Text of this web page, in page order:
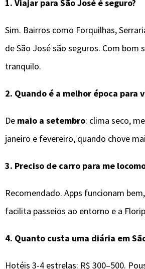
1. Viajar para São José é seguro?
Sim. Bairros como Forquilhas,
de São José são seguros. Com bom
tranquilo.
2. Quando é a melhor época para
De maio a setembro: clima seco,
janeiro e fevereiro, quando chove
3. Preciso de carro para me
Recomendado. Apps funcionam
facilita passeios ao entorno e a
4. Quanto custa uma diária em
Hotéis 3-4 estrelas: R$ 300–500.